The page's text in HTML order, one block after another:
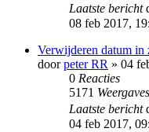
Laatste bericht
08 feb 2017,
Verwijderen datum in
doorpeter RR » 04
0 Reacties
5171 Weergaves
Laatste bericht
04 feb 2017,